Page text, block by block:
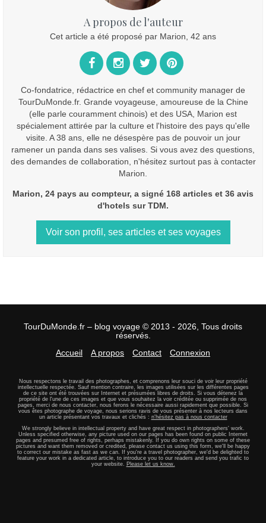
A propos de l'auteur
Cet article a été proposé par Marion, 42 ans
Co-fondatrice, rédactrice en chef et community manager de
TourDuMonde.fr. Grande voyageuse, amoureuse de la Chine
(elle parle couramment chinois) et des USA, Marion est
spécialement attirée par la culture et l'histoire des pays qu'elle
visite. A 38 ans, elle ne désespère pas de pouvoir un jour
ramener un panda dans ses valises. Si vous avez des questions,
des demandes de collaboration, n'hésitez surtout pas à contacter
Marion.
Marion, 24 pays au compteur, a signé 168 articles et 36 avis
d'hotels sur TDM.
Voir son profil, ses articles et ses voyages
TourDuMonde.fr – blog voyage © 2013 - 2026, Tous droits
réservés.
Accueil
A propos Contact Connexion
Nous respectons le travail des photographes, et comprenons leur souci de voir leur propriété
intellectuelle respectée. Sauf mention contraire, les images utilisées sur les différentes pages
de ce site ont été trouvées sur Internet et présumées libres de droits. Si vous détenez la
propriété de l'une de ces images et que vous souhaitez la voir créditée ou supprimée de nos
pages, merci de nous contacter, nous ferons le nécessaire aussi rapidement que possible. Si
vous êtes photographe de voyage, nous serions ravis de vous présenter à nos lecteurs dans
un article présentant vos travaux et clichés : n'hésitez pas à nous contacter
We strongly believe in intellectual property and have great respect in photographers' work.
Unless specified otherwise, any picture used on our pages has been found on public Internet
pages and presumed free of rights, perhaps mistakenly. If you do own rights on some of these
pictures and want them removed or credited, please contact us using this form, we'll be happy
to correct our mistake as fast as we can. If you're a travel photographer, we'd be delighted to
feature your work in a dedicated article, to introduce you to our readers and send you trafic to
your website. Please let us know.